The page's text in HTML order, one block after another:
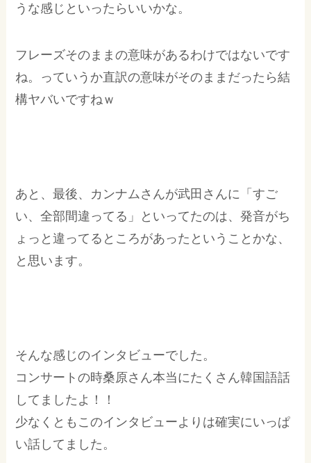
うな感じといったらいいかな。
フレーズそのままの意味があるわけではないです
ね。っていうか直訳の意味がそのままだったら結
構ヤバいですねｗ
あと、最後、カンナムさんが武田さんに「すご
い、全部間違ってる」といってたのは、発音がち
ょっと違ってるところがあったということかな、
と思います。
そんな感じのインタビューでした。
コンサートの時桑原さん本当にたくさん韓国語話
してましたよ！！
少なくともこのインタビューよりは確実にいっぱ
い話してました。